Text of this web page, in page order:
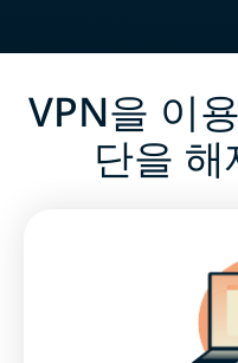
VPN을 이
단을 해